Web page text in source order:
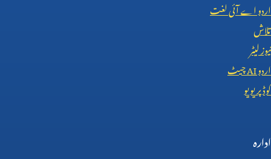
اردو اے آئی لغت
تلاش
نیوز لیٹر
اردوAIچیٹ
کوڈ پریویو
ادارہ